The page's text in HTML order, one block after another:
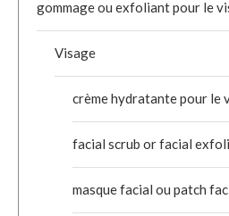
gommage ou exfoliant pour le
Visage
crème hydratante pour le
facial scrub or facial
masque facial ou patch